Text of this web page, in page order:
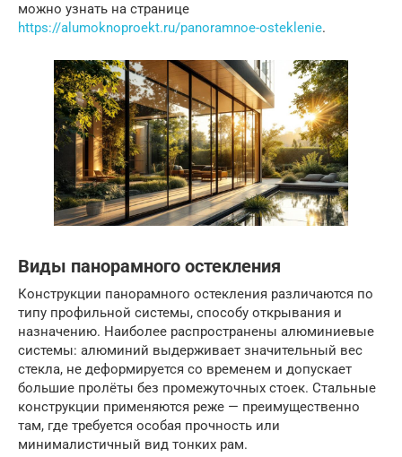
можно узнать на странице
https://alumoknoproekt.ru/panoramnoe-osteklenie.
Виды панорамного остекления
Конструкции панорамного остекления различаются по
типу профильной системы, способу открывания и
назначению. Наиболее распространены алюминиевые
системы: алюминий выдерживает значительный вес
стекла, не деформируется со временем и допускает
большие пролёты без промежуточных стоек. Стальные
конструкции применяются реже — преимущественно
там, где требуется особая прочность или
минималистичный вид тонких рам.